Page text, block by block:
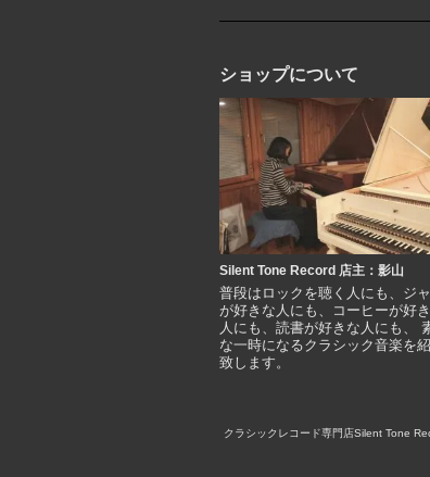
ショップについて
Silent Tone Record 店主：影山
普段はロックを聴く人にも、ジ
が好きな人にも、コーヒーが好
人にも、読書が好きな人にも、
な一時になるクラシック音楽を
致します。
クラシックレコード専門店Silent Tone